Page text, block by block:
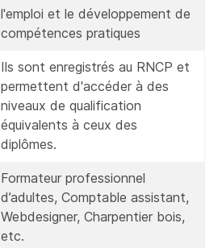
l'emploi et le développement de
compétences pratiques
Ils sont enregistrés au RNCP et
permettent d'accéder à des
niveaux de qualification
équivalents à ceux des
diplômes.
Formateur professionnel
d’adultes, Comptable assistant,
Webdesigner, Charpentier bois,
etc.